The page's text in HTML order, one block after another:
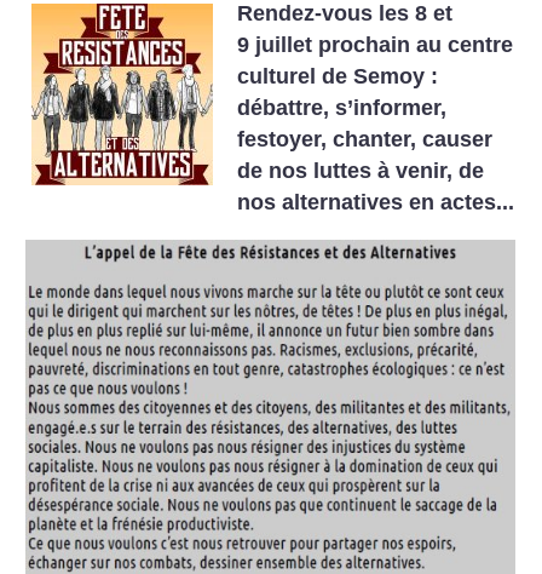
Rendez-vous les 8 et
9 juillet prochain au centre
culturel de Semoy :
débattre, s’informer,
festoyer, chanter, causer
de nos luttes à venir, de
nos alternatives en actes...